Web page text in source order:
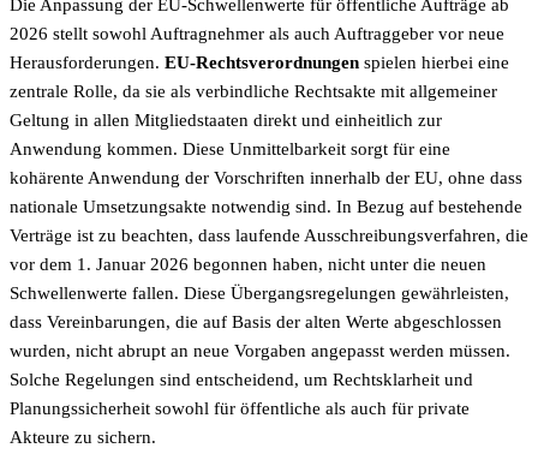
Die Anpassung der EU-Schwellenwerte für öffentliche Aufträge ab
2026 stellt sowohl Auftragnehmer als auch Auftraggeber vor neue
Herausforderungen. EU-Rechtsverordnungen spielen hierbei eine
zentrale Rolle, da sie als verbindliche Rechtsakte mit allgemeiner
Geltung in allen Mitgliedstaaten direkt und einheitlich zur
Anwendung kommen. Diese Unmittelbarkeit sorgt für eine
kohärente Anwendung der Vorschriften innerhalb der EU, ohne dass
nationale Umsetzungsakte notwendig sind. In Bezug auf bestehende
Verträge ist zu beachten, dass laufende Ausschreibungsverfahren, die
vor dem 1. Januar 2026 begonnen haben, nicht unter die neuen
Schwellenwerte fallen. Diese Übergangsregelungen gewährleisten,
dass Vereinbarungen, die auf Basis der alten Werte abgeschlossen
wurden, nicht abrupt an neue Vorgaben angepasst werden müssen.
Solche Regelungen sind entscheidend, um Rechtsklarheit und
Planungssicherheit sowohl für öffentliche als auch für private
Akteure zu sichern.